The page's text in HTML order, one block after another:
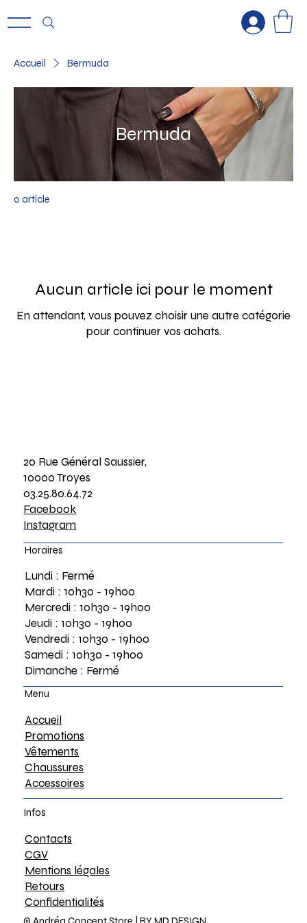
Accueil Bermuda
Bermuda
0 article
Aucun article ici pour le moment
En attendant, vous pouvez choisir une autre catégorie
pour continuer vos achats.
20 Rue Général Saussier,
10000 Troyes
03.25.80.64.72
Facebook
Instagram
Horaires
Lundi : Fermé
Mardi : 10h30 - 19h00
Mercredi : 10h30 - 19h00
Jeudi : 10h30 - 19h00
Vendredi : 10h30 - 19h00
Samedi : 10h30 - 19h00
Dimanche : Fermé
Menu
Accueil
Promotions
Vêtements
Chaussures
Accessoires
Infos
Contacts
CGV
Mentions légales
Retours
Confidentialités